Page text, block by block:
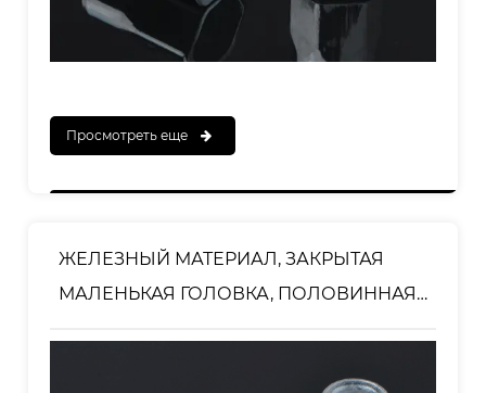
Просмотреть еще
ЖЕЛЕЗНЫЙ МАТЕРИАЛ, ЗАКРЫТАЯ
МАЛЕНЬКАЯ ГОЛОВКА, ПОЛОВИННАЯ